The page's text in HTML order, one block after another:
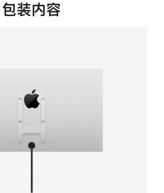
中
包装内容